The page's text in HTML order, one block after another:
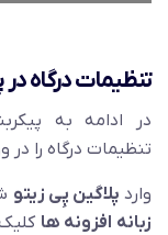
تنظیمات درگاه
در ادامه به
تنظیمات درگاه را
وارد پلاگین پِی زیتو
زبانه افزونه ها